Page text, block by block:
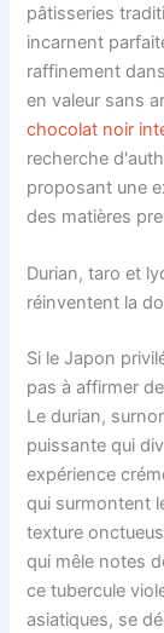
pâtisseries
incarnent
raffinement
en valeur sans
chocolat noir
recherche
proposant une
des matières
Durian, taro et
réinventent la
Si le Japon
pas à affirmer
Le durian,
puissante qui
expérience
qui surmontent
texture
qui mêle notes
ce tubercule
asiatiques, se